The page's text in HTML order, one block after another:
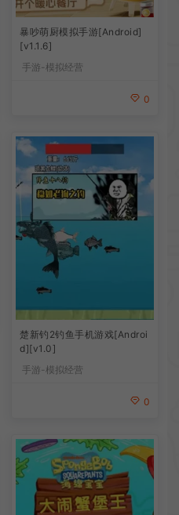
暴吵萌厨模拟手游[Android]
[v1.1.6]
手游-模拟经营
0
楚新钓2钓鱼手机游戏[Androi
d][v1.0]
手游-模拟经营
0